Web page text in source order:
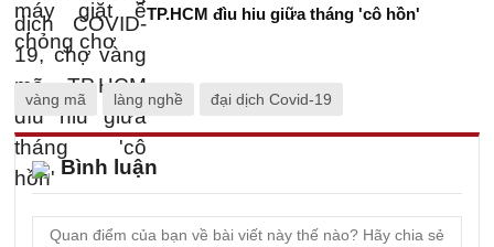
TP.HCM đìu hiu giữa tháng 'cô hồn'
vàng mã làng nghề đại dịch Covid-19
Bình luận